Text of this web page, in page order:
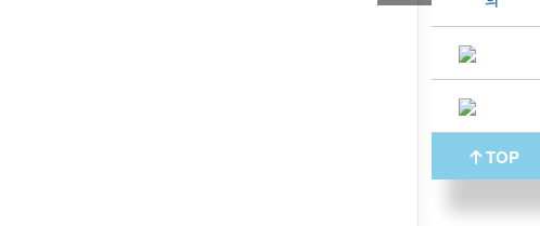
TOP